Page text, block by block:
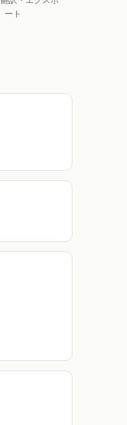
ート